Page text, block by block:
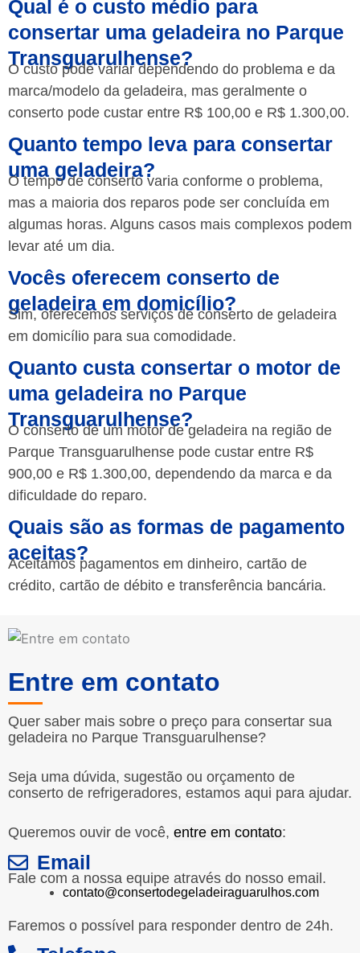
Qual é o custo médio para
consertar uma geladeira no Parque
Transguarulhense?
O custo pode variar dependendo do problema e da
marca/modelo da geladeira, mas geralmente o
conserto pode custar entre R$ 100,00 e R$ 1.300,00.
Quanto tempo leva para consertar
uma geladeira?
O tempo de conserto varia conforme o problema,
mas a maioria dos reparos pode ser concluída em
algumas horas. Alguns casos mais complexos podem
levar até um dia.
Vocês oferecem conserto de
geladeira em domicílio?
Sim, oferecemos serviços de conserto de geladeira
em domicílio para sua comodidade.
Quanto custa consertar o motor de
uma geladeira no Parque
Transguarulhense?
O conserto de um motor de geladeira na região de
Parque Transguarulhense pode custar entre R$
900,00 e R$ 1.300,00, dependendo da marca e da
dificuldade do reparo.
Quais são as formas de pagamento
aceitas?
Aceitamos pagamentos em dinheiro, cartão de
crédito, cartão de débito e transferência bancária.
Entre em contato
Quer saber mais sobre o preço para consertar sua
geladeira no Parque Transguarulhense?
Seja uma dúvida, sugestão ou orçamento de
conserto de refrigeradores, estamos aqui para ajudar.
Queremos ouvir de você, entre em contato:
Email
Fale com a nossa equipe através do nosso email.
contato@consertodegeladeiraguarulhos.com
Faremos o possível para responder dentro de 24h.